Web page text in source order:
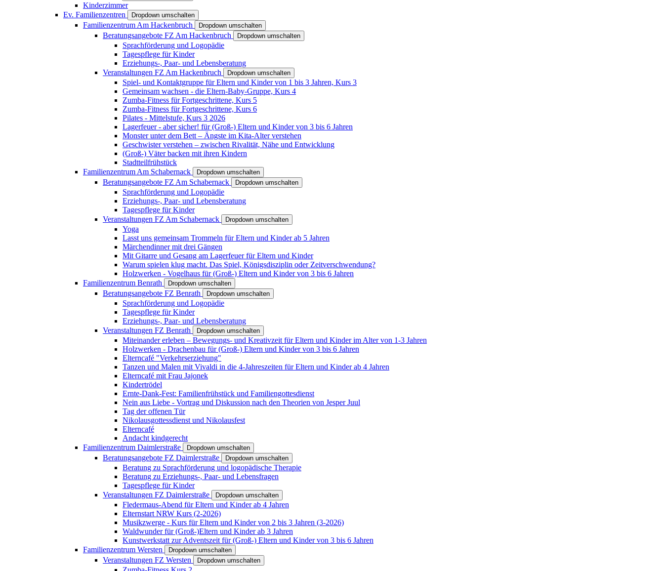
Kinderzimmer
Ev. Familienzentren
Dropdown umschalten
Familienzentrum Am Hackenbruch Dropdown umschalten
Beratungsangebote FZ Am Hackenbruch Dropdown umschalten
Sprachförderung und Logopädie
Tagespflege für Kinder
Erziehungs-, Paar- und Lebensberatung
Veranstaltungen FZ Am Hackenbruch
Dropdown umschalten
Spiel- und Kontaktgruppe für Eltern und Kinder von 1 bis 3 Jahren, Kurs 3
Gemeinsam wachsen - die Eltern-Baby-Gruppe, Kurs 4
Zumba-Fitness für Fortgeschrittene, Kurs 5
Zumba-Fitness für Fortgeschrittene, Kurs 6
Pilates - Mittelstufe, Kurs 3 2026
Lagerfeuer - aber sicher! für (Groß-) Eltern und Kinder von 3 bis 6 Jahren
Monster unter dem Bett – Ängste im Kita-Alter verstehen
Geschwister verstehen – zwischen Rivalität, Nähe und Entwicklung
(Groß-) Väter backen mit ihren Kindern
Stadtteilfrühstück
Familienzentrum Am Schabernack
Dropdown umschalten
Beratungsangebote FZ Am Schabernack Dropdown umschalten
Sprachförderung und Logopädie
Erziehungs-, Paar- und Lebensberatung
Tagespflege für Kinder
Veranstaltungen FZ Am Schabernack
Dropdown umschalten
Yoga
Lasst uns gemeinsam Trommeln für Eltern und Kinder ab 5 Jahren
Märchendinner mit drei Gängen
Mit Gitarre und Gesang am Lagerfeuer für Eltern und Kinder
Warum spielen klug macht. Das Spiel, Königsdisziplin oder Zeitverschwendung?
Holzwerken - Vogelhaus für (Groß-) Eltern und Kinder von 3 bis 6 Jahren
Familienzentrum Benrath
Dropdown umschalten
Beratungsangebote FZ Benrath Dropdown umschalten
Sprachförderung und Logopädie
Tagespflege für Kinder
Erziehungs-, Paar- und Lebensberatung
Veranstaltungen FZ Benrath
Dropdown umschalten
Miteinander erleben – Bewegungs- und Kreativzeit für Eltern und Kinder im Alter von 1-3 Jahren
Holzwerken - Drachenbau für (Groß-) Eltern und Kinder von 3 bis 6 Jahren
Elterncafé "Verkehrserziehung"
Tanzen und Malen mit Vivaldi in die 4-Jahreszeiten für Eltern und Kinder ab 4 Jahren
Elterncafé mit Frau Jajonek
Kindertrödel
Ernte-Dank-Fest: Familienfrühstück und Familiengottesdienst
Nein aus Liebe - Vortrag und Diskussion nach den Theorien von Jesper Juul
Tag der offenen Tür
Nikolausgottessdienst und Nikolausfest
Elterncafé
Andacht kindgerecht
Familienzentrum Daimlerstraße
Dropdown umschalten
Beratungsangebote FZ Daimlerstraße Dropdown umschalten
Beratung zu Sprachförderung und logopädische Therapie
Beratung zu Erziehungs-, Paar- und Lebensfragen
Tagespflege für Kinder
Veranstaltungen FZ Daimlerstraße
Dropdown umschalten
Fledermaus-Abend für Eltern und Kinder ab 4 Jahren
Elternstart NRW Kurs (2-2026)
Musikzwerge - Kurs für Eltern und Kinder von 2 bis 3 Jahren (3-2026)
Waldwunder für (Groß-)Eltern und Kinder ab 3 Jahren
Kunstwerkstatt zur Adventszeit für (Groß-) Eltern und Kinder von 3 bis 6 Jahren
Familienzentrum Wersten
Dropdown umschalten
Veranstaltungen FZ Wersten Dropdown umschalten